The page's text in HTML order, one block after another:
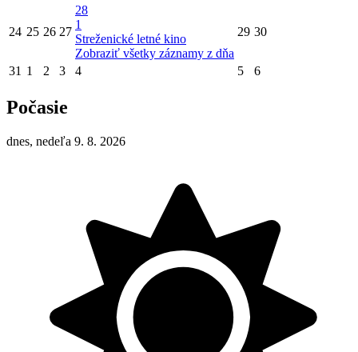
24 25 26 27
28
1
Streženické letné kino
Zobraziť všetky záznamy z dňa
29 30
31 1 2 3 4 5 6
Počasie
dnes, nedeľa 9. 8. 2026